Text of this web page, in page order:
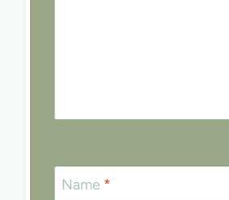
Name *